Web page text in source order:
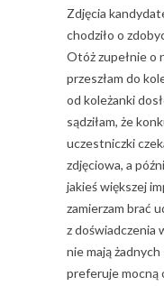
Zdjęcia
chodziło o
Otóż zupełnie o
przeszłam do
od koleżanki
sądziłam, że
uczestniczki
zdjęciowa, a
jakieś większej
zamierzam brać
z doświadczenia
nie mają
preferuje mocną